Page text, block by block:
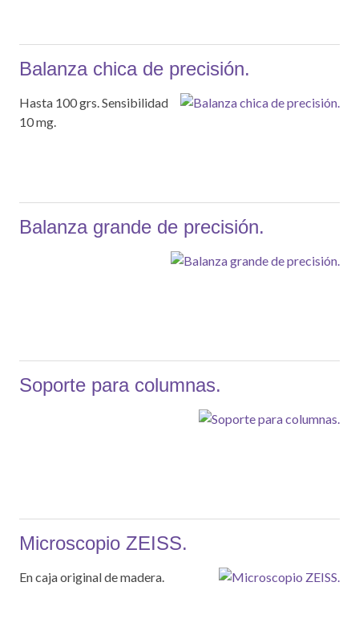
Balanza chica de precisión.
Hasta 100 grs. Sensibilidad
10 mg.
Balanza grande de precisión.
Soporte para columnas.
Microscopio ZEISS.
En caja original de madera.